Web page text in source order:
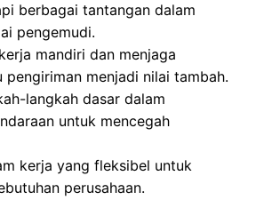
berbagai tantangan dalam
pengemudi.
mandiri dan menjaga
menjadi nilai tambah.
langkah dasar dalam
untuk mencegah
kerja yang fleksibel untuk
perusahaan.